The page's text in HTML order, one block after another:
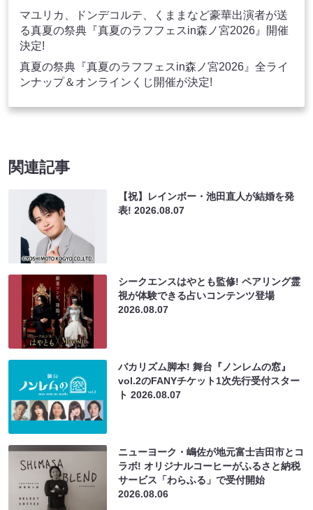
マユリカ、ドンデコルテ、くままなど豪華出演者が送
る真夏の祭典『真夏のラフフェスin森ノ宮2026』開催
決定!
真夏の祭典『真夏のラフフェスin森ノ宮2026』全ライ
ンナップ＆オンラインくじ開催が決定!
関連記事
【祝】レインボー・池田直人が結婚を発
表!2026.08.07
シークエンスはやとも監修! ペアリング霊
視が体験できる占いコンテンツ登場
2026.08.07
バカリズム脚本! 舞台『ノンレムの窓』
vol.2のFANYチケット1次先行受付スター
ト2026.08.07
ニューヨーク・嶋佐が地元富士吉田市とコ
ラボ! オリジナルコーヒーがふるさと納税
サービス「わらふる」で受付開始
2026.08.06